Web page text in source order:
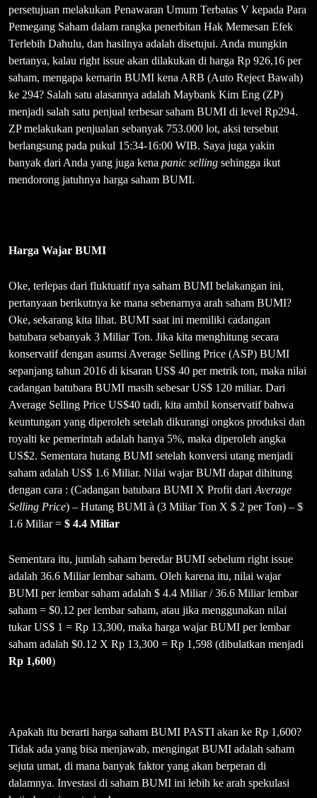
persetujuan melakukan Penawaran Umum Terbatas V kepada Para
Pemegang Saham dalam rangka penerbitan Hak Memesan Efek
Terlebih Dahulu, dan hasilnya adalah disetujui. Anda mungkin
bertanya, kalau right issue akan dilakukan di harga Rp 926,16 per
saham, mengapa kemarin BUMI kena ARB (Auto Reject Bawah)
ke 294? Salah satu alasannya adalah Maybank Kim Eng (ZP)
menjadi salah satu penjual terbesar saham BUMI di level Rp294.
ZP melakukan penjualan sebanyak 753.000 lot, aksi tersebut
berlangsung pada pukul 15:34-16:00 WIB. Saya juga yakin
banyak dari Anda yang juga kena panic selling sehingga ikut
mendorong jatuhnya harga saham BUMI.
Harga Wajar BUMI
Oke, terlepas dari fluktuatif nya saham BUMI belakangan ini,
pertanyaan berikutnya ke mana sebenarnya arah saham BUMI?
Oke, sekarang kita lihat. BUMI saat ini memiliki cadangan
batubara sebanyak 3 Miliar Ton. Jika kita menghitung secara
konservatif dengan asumsi Average Selling Price (ASP) BUMI
sepanjang tahun 2016 di kisaran US$ 40 per metrik ton, maka nilai
cadangan batubara BUMI masih sebesar US$ 120 miliar. Dari
Average Selling Price US$40 tadi, kita ambil konservatif bahwa
keuntungan yang diperoleh setelah dikurangi ongkos produksi dan
royalti ke pemerintah adalah hanya 5%, maka diperoleh angka
US$2. Sementara hutang BUMI setelah konversi utang menjadi
saham adalah US$ 1.6 Miliar. Nilai wajar BUMI dapat dihitung
dengan cara : (Cadangan batubara BUMI X Profit dariAverage
Selling Price) – Hutang BUMI à (3 Miliar Ton X $ 2 per Ton) – $
1.6 Miliar = $ 4.4 Miliar
Sementara itu, jumlah saham beredar BUMI sebelum right issue
adalah 36.6 Miliar lembar saham. Oleh karena itu, nilai wajar
BUMI per lembar saham adalah $ 4.4 Miliar / 36.6 Miliar lembar
saham = $0.12 per lembar saham, atau jika menggunakan nilai
tukar US$ 1 = Rp 13,300, maka harga wajar BUMI per lembar
saham adalah $0.12 X Rp 13,300 = Rp 1,598 (dibulatkan menjadi
Rp 1,600)
Apakah itu berarti harga saham BUMI PASTI akan ke Rp 1,600?
Tidak ada yang bisa menjawab, mengingat BUMI adalah saham
sejuta umat, di mana banyak faktor yang akan berperan di
dalamnya. Investasi di saham BUMI ini lebih ke arah spekulasi